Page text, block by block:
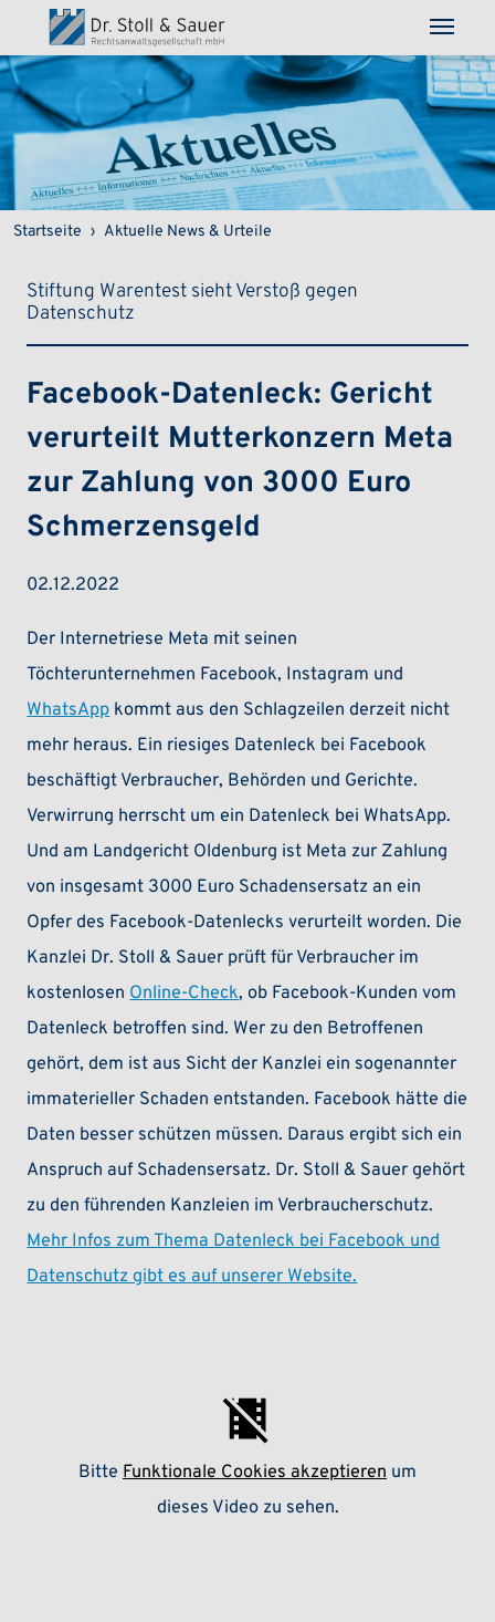
Direkt zum Inhalt
Pfadnavigation
Startseite Aktuelle News & Urteile
Stiftung Warentest sieht Verstoß gegen
Datenschutz
Facebook-Datenleck: Gericht
verurteilt Mutterkonzern Meta
zur Zahlung von 3000 Euro
Schmerzensgeld
02.12.2022
Der Internetriese Meta mit seinen
Töchterunternehmen Facebook, Instagram und
WhatsApp kommt aus den Schlagzeilen derzeit nicht
mehr heraus. Ein riesiges Datenleck bei Facebook
beschäftigt Verbraucher, Behörden und Gerichte.
Verwirrung herrscht um ein Datenleck bei WhatsApp.
Und am Landgericht Oldenburg ist Meta zur Zahlung
von insgesamt 3000 Euro Schadensersatz an ein
Opfer des Facebook-Datenlecks verurteilt worden. Die
Kanzlei Dr. Stoll & Sauer prüft für Verbraucher im
kostenlosen Online-Check, ob Facebook-Kunden vom
Datenleck betroffen sind. Wer zu den Betroffenen
gehört, dem ist aus Sicht der Kanzlei ein sogenannter
immaterieller Schaden entstanden. Facebook hätte die
Daten besser schützen müssen. Daraus ergibt sich ein
Anspruch auf Schadensersatz. Dr. Stoll & Sauer gehört
zu den führenden Kanzleien im Verbraucherschutz.
Mehr Infos zum Thema Datenleck bei Facebook und
Datenschutz gibt es auf unserer Website.
Bitte Funktionale Cookies akzeptieren um
dieses Video zu sehen.